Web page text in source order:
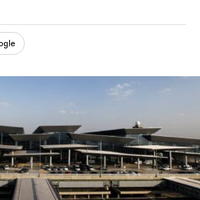
Twitter
Redes Sociales